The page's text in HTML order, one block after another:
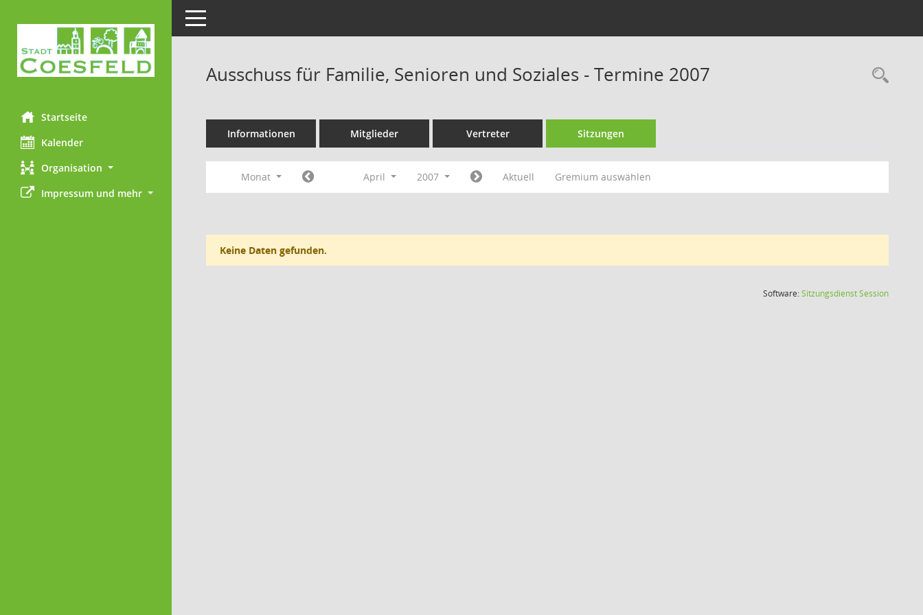
Startseite
Kalender
Organisation
Impressum und mehr
Toggle navigation
Ausschuss für Familie, Senioren und Soziales - Termine 2007
Informationen Mitglieder Vertreter Sitzungen
Monat April 2007 Aktuell Gremium auswählen
Keine Daten gefunden.
Software:SitzungsdienstSession(Wird in